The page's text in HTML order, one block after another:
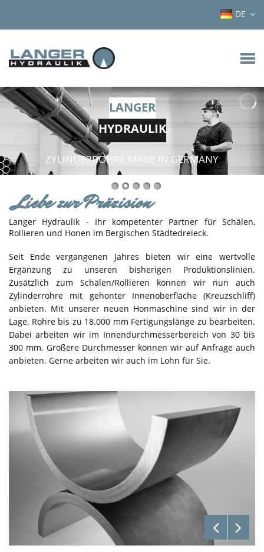
DE
LANGER
HYDRAULIK
ZYLINDERROHRE MADE IN GERMANY
Liebe zur Präzision
Langer Hydraulik - Ihr kompetenter Partner für Schälen,
Rollieren und Honen im Bergischen Städtedreieck.
Seit Ende vergangenen Jahres bieten wir eine wertvolle
Ergänzung zu unseren bisherigen Produktionslinien.
Zusätzlich zum Schälen/Rollieren können wir nun auch
Zylinderrohre mit gehonter Innenoberfläche (Kreuzschliff)
anbieten. Mit unserer neuen Honmaschine sind wir in der
Lage, Rohre bis zu 18.000 mm Fertigungslänge zu bearbeiten.
Dabei arbeiten wir im Innendurchmesserbereich von 30 bis
300 mm. Größere Durchmesser können wir auf Anfrage auch
anbieten. Gerne arbeiten wir auch im Lohn für Sie.